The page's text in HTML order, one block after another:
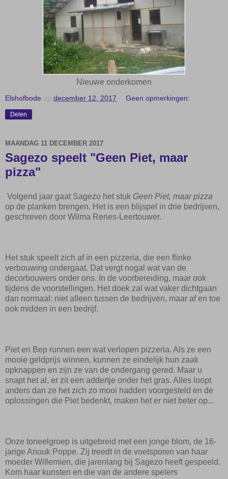
Nieuwe onderkomen
Elshofbode op december 12, 2017 Geen opmerkingen:
Delen
MAANDAG 11 DECEMBER 2017
Sagezo speelt "Geen Piet, maar
pizza"
Volgend jaar gaat Sagezo het stuk Geen Piet, maar pizza
op de planken brengen. Het is een blijspel in drie bedrijven,
geschreven door Wilma Renes-Leertouwer.
Het stuk speelt zich af in een pizzeria, die een flinke
verbouwing ondergaat. Dat vergt nogal wat van de
decorbouwers onder ons. In de voorbereiding, maar ook
tijdens de voorstellingen. Het doek zal wat vaker dichtgaan
dan normaal: niet alleen tussen de bedrijven, maar af en toe
ook midden in een bedrijf.
Piet en Bep runnen een wat verlopen pizzeria. Als ze een
mooie geldprijs winnen, kunnen ze eindelijk hun zaak
opknappen en zijn ze van de ondergang gered. Maar u
snapt het al, er zit een addertje onder het gras. Alles loopt
anders dan ze het zich zo mooi hadden voorgesteld en de
oplossingen die Piet bedenkt, maken het er niet beter op...
Onze toneelgroep is uitgebreid met een jonge blom, de 16-
jarige Anouk Poppe. Zij treedt in de voetsporen van haar
moeder Willemien, die jarenlang bij Sagezo heeft gespeeld.
Kom haar kunsten en die van de andere spelers